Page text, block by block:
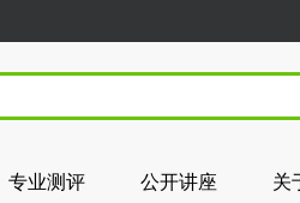
专业测评 公开讲座 关